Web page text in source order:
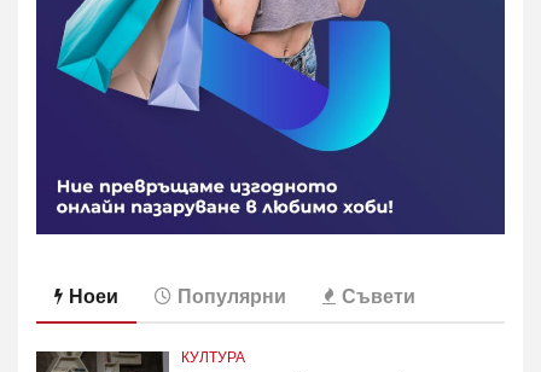
Ноеи Популярни Съвети
КУЛТУРА